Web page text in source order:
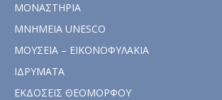
ΜΟΝΑΣΤΗΡΙΑ
ΜΝΗΜΕΙΑ UNESCO
ΜΟΥΣΕΙΑ – ΕΙΚΟΝΟΦΥΛΑΚΙΑ
ΙΔΡΥΜΑΤΑ
ΕΚΔΟΣΕΙΣ ΘΕΟΜΟΡΦΟΥ